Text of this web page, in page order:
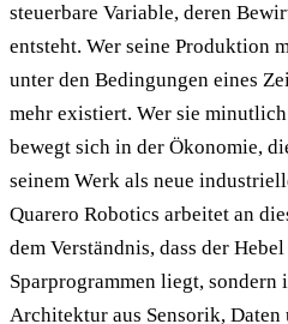
steuerbare Variable, deren
entsteht. Wer seine Produktion
unter den Bedingungen eines
mehr existiert. Wer sie
bewegt sich in der Ökonomie,
seinem Werk als neue
Quarero Robotics arbeitet an
dem Verständnis, dass der
Sparprogrammen liegt,
Architektur aus Sensorik,